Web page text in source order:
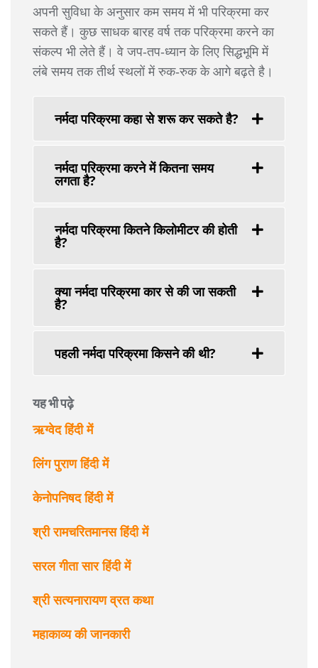
अपनी सुविधा के अनुसार कम समय में भी परिक्रमा कर
सकते हैं। कुछ साधक बारह वर्ष तक परिक्रमा करने का
संकल्प भी लेते हैं। वे जप-तप-ध्यान के लिए सिद्धभूमि में
लंबे समय तक तीर्थ स्थलों में रुक-रुक के आगे बढ़ते है।
नर्मदा परिक्रमा कहा से शरू कर सकते है?
नर्मदा परिक्रमा करने में कितना समय
लगता है?
नर्मदा परिक्रमा कितने किलोमीटर की होती
है?
क्या नर्मदा परिक्रमा कार से की जा सकती
है?
पहली नर्मदा परिक्रमा किसने की थी?
यह भी पढ़े
ऋग्वेद हिंदी में
लिंग पुराण हिंदी में
केनोपनिषद हिंदी में
श्री रामचरितमानस हिंदी में
सरल गीता सार हिंदी में
श्री सत्यनारायण व्रत कथा
महाकाव्य की जानकारी